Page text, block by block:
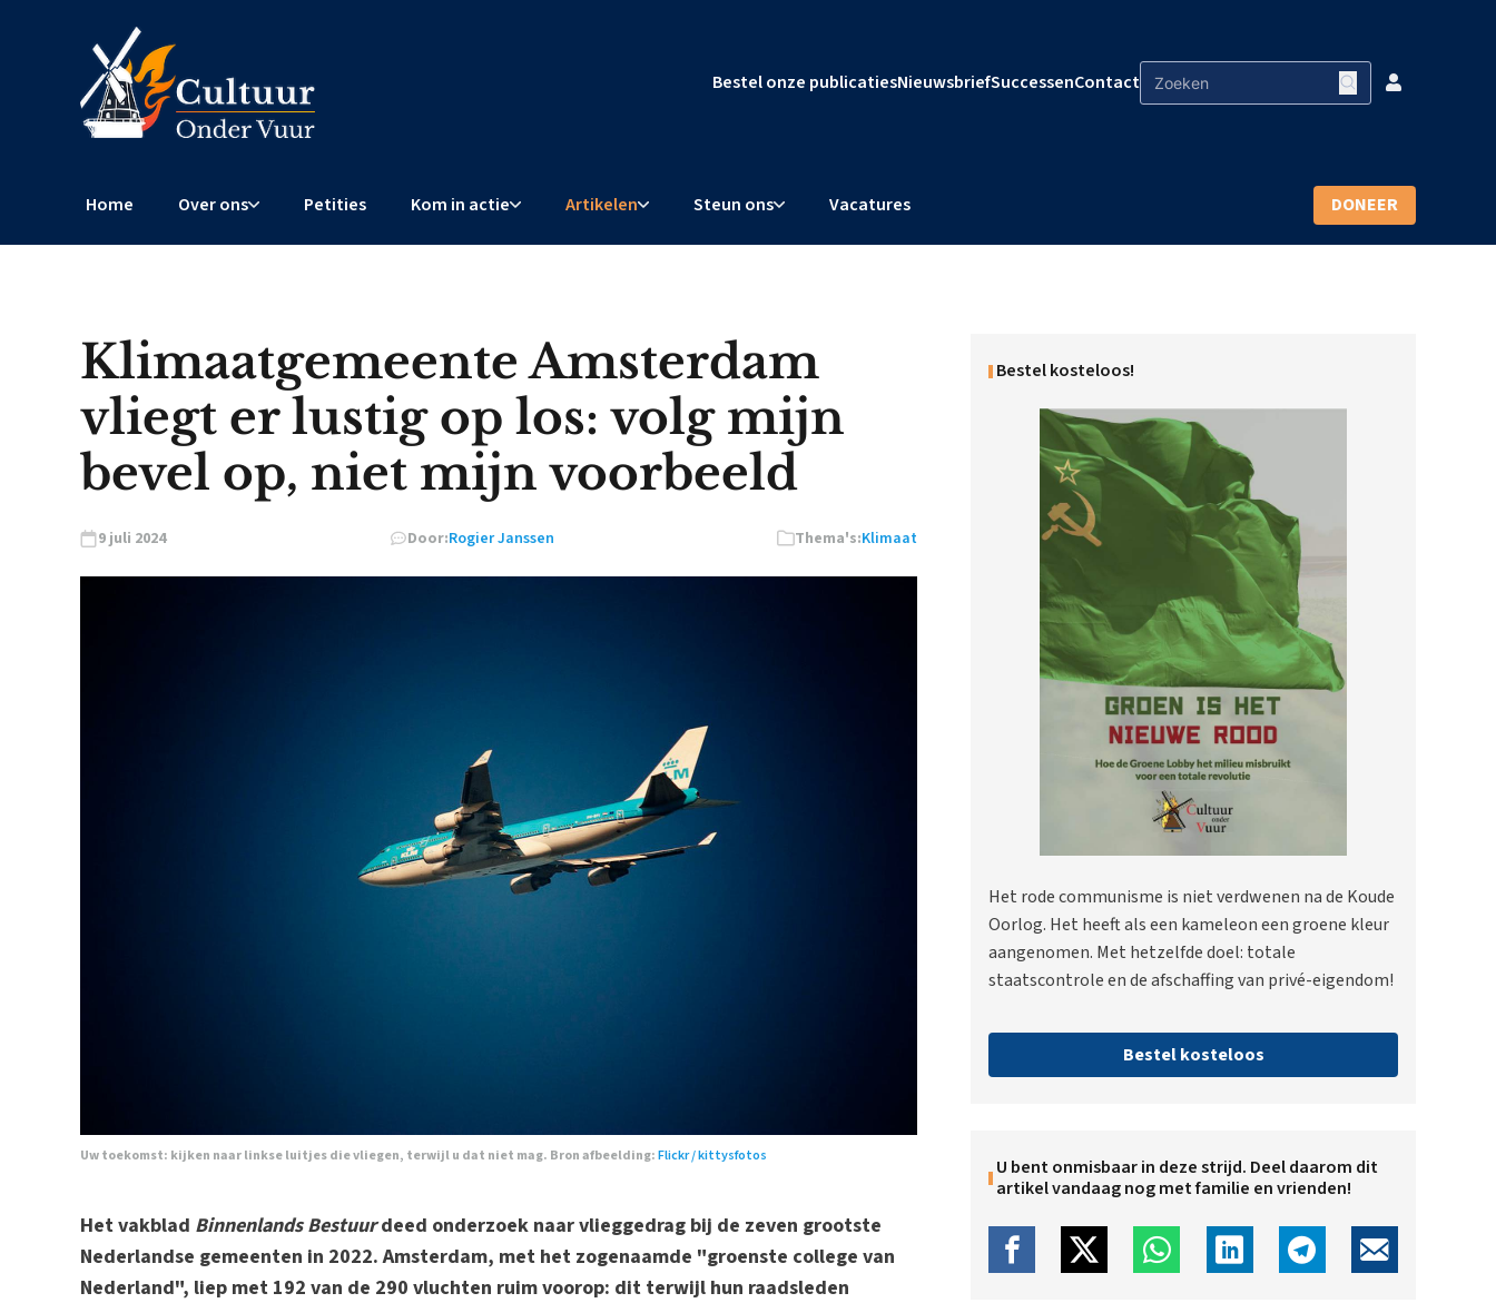
Bestel onze publicatiesNieuwsbriefSuccessenContact
Home Over ons Petities Kom in actie Artikelen Steun ons Vacatures DONEER
Klimaatgemeente Amsterdam
vliegt er lustig op los: volg mijn
bevel op, niet mijn voorbeeld
9 juli 2024 Door:Rogier Janssen Thema's:Klimaat
Uw toekomst: kijken naar linkse luitjes die vliegen, terwijl u dat niet mag. Bron afbeelding:Flickr / kittysfotos
Het vakblad Binnenlands Bestuurdeed onderzoek naar vlieggedrag bij de zeven grootste
Nederlandse gemeenten in 2022. Amsterdam, met het zogenaamde "groenste college van
Nederland", liep met 192 van de 290 vluchten ruim voorop: dit terwijl hun raadsleden
Bestel kosteloos!
Het rode communisme is niet verdwenen na de Koude
Oorlog. Het heeft als een kameleon een groene kleur
aangenomen. Met hetzelfde doel: totale
staatscontrole en de afschaffing van privé-eigendom!
Bestel kosteloos
U bent onmisbaar in deze strijd. Deel daarom dit
artikel vandaag nog met familie en vrienden!